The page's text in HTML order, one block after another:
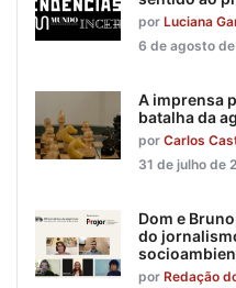
por Luciana
6 de agosto
A imprensa
batalha da
por Carlos
31 de julho de
Dom e
do
por Redação